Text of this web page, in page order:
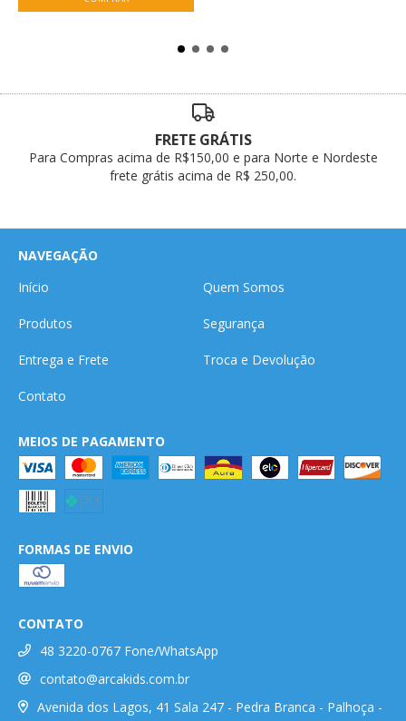
FRETE GRÁTIS
Para Compras acima de R$150,00 e para Norte e Nordeste
frete grátis acima de R$ 250,00.
NAVEGAÇÃO
Início
Quem Somos
Produtos Segurança
Entrega e Frete Troca e Devolução
Contato
MEIOS DE PAGAMENTO
FORMAS DE ENVIO
CONTATO
48 3220-0767 Fone/WhatsApp
contato@arcakids.com.br
Avenida dos Lagos, 41 Sala 247 - Pedra Branca - Palhoça -